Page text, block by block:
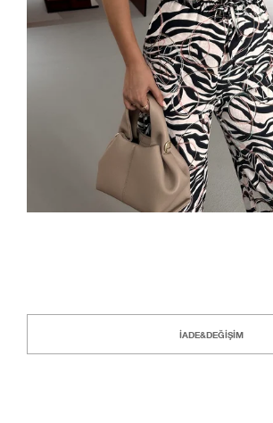
İADE&DEĞİŞİM